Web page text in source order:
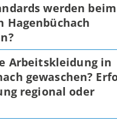
werden beim
Hagenbüchach
Arbeitskleidung in
gewaschen?
regional oder